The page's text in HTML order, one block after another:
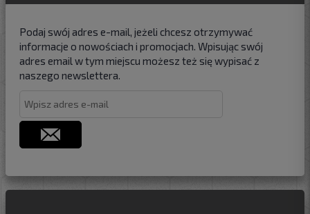
Podaj swój adres e-mail, jeżeli chcesz otrzymywać
informacje o nowościach i promocjach. Wpisując swój
adres email w tym miejscu możesz też się wypisać z
naszego newslettera.